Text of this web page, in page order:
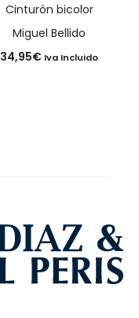
Cinturón bicolor
Miguel Bellido
34,95€ Iva Incluido